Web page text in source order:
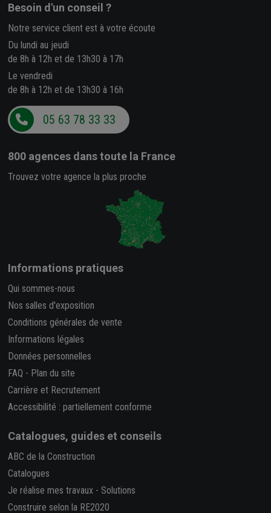
Besoin d'un conseil ?
Notre service client est à votre écoute
Du lundi au jeudi
de 8h à 12h et de 13h30 à 17h
Le vendredi
de 8h à 12h et de 13h30 à 16h
05 63 78 33 33
800 agences dans toute la France
Trouvez votre agence la plus proche
Informations pratiques
Qui sommes-nous
Nos salles d'exposition
Conditions générales de vente
Informations légales
Données personnelles
FAQ - Plan du site
Carrière et Recrutement
Accessibilité : partiellement conforme
Catalogues, guides et conseils
ABC de la Construction
Catalogues
Je réalise mes travaux - Solutions
Construire selon la RE2020